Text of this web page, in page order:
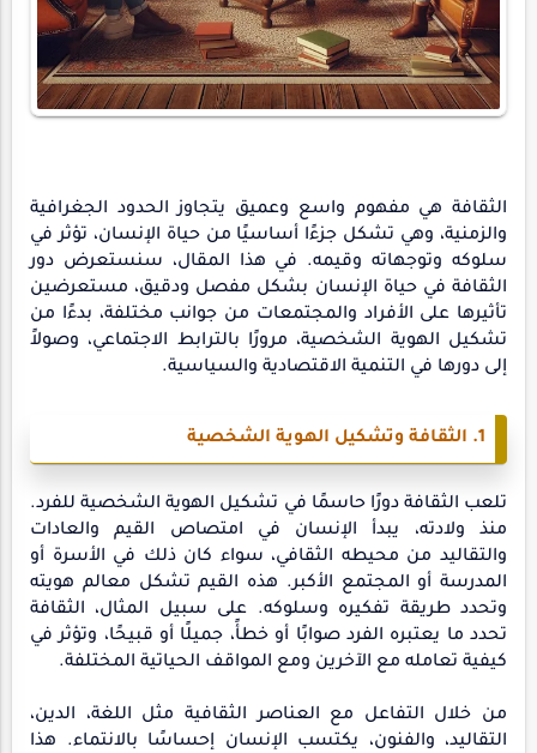
الثقافة هي مفهوم واسع وعميق يتجاوز الحدود الجغرافية
والزمنية، وهي تشكل جزءًا أساسيًا من حياة الإنسان، تؤثر في
سلوكه وتوجهاته وقيمه. في هذا المقال، سنستعرض دور
الثقافة في حياة الإنسان بشكل مفصل ودقيق، مستعرضين
تأثيرها على الأفراد والمجتمعات من جوانب مختلفة، بدءًا من
تشكيل الهوية الشخصية، مرورًا بالترابط الاجتماعي، وصولاً
إلى دورها في التنمية الاقتصادية والسياسية.
1. الثقافة وتشكيل الهوية الشخصية
تلعب الثقافة دورًا حاسمًا في تشكيل الهوية الشخصية للفرد.
منذ ولادته، يبدأ الإنسان في امتصاص القيم والعادات
والتقاليد من محيطه الثقافي، سواء كان ذلك في الأسرة أو
المدرسة أو المجتمع الأكبر. هذه القيم تشكل معالم هويته
وتحدد طريقة تفكيره وسلوكه. على سبيل المثال، الثقافة
تحدد ما يعتبره الفرد صوابًا أو خطأً، جميلًا أو قبيحًا، وتؤثر في
كيفية تعامله مع الآخرين ومع المواقف الحياتية المختلفة.
من خلال التفاعل مع العناصر الثقافية مثل اللغة، الدين،
التقاليد، والفنون، يكتسب الإنسان إحساسًا بالانتماء. هذا